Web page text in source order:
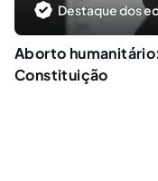
Destaque dos
Aborto
Constituição